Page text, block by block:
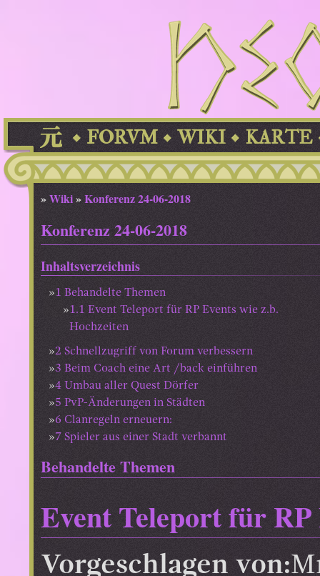
FORVM WIKI KARTE
»Wiki»Konferenz 24-06-2018
Konferenz 24-06-2018
Inhaltsverzeichnis
1 Behandelte Themen
1.1 Event Teleport für RP Events wie z.b.
Hochzeiten
2 Schnellzugriff von Forum verbessern
3 Beim Coach eine Art /back einführen
4 Umbau aller Quest Dörfer
5 PvP-Änderungen in Städten
6 Clanregeln erneuern:
7 Spieler aus einer Stadt verbannt
Behandelte Themen
Event Teleport für RP
Vorgeschlagen von: